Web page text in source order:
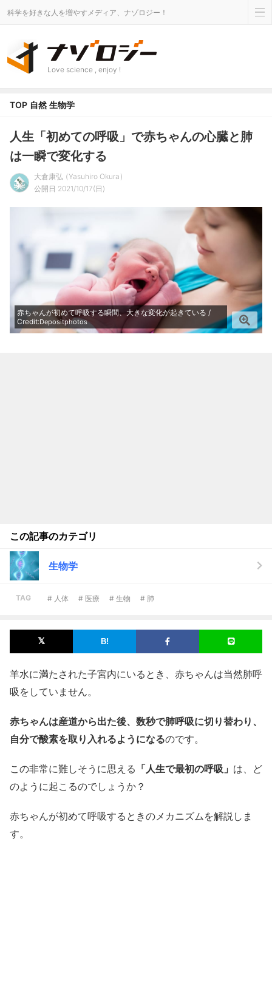
科学を好きな人を増やすメディア、ナゾロジー！
Love science , enjoy !
TOP 自然 生物学
人生「初めての呼吸」で赤ちゃんの心臓と肺
は一瞬で変化する
大倉康弘
Yasuhiro Okura
公開日 2021/10/17(日)
赤ちゃんが初めて呼吸する瞬間、大きな変化が起きている /
Credit:Depositphotos
この記事のカテゴリ
生物学
TAG # 人体 # 医療 # 生物 # 肺
羊水に満たされた子宮内にいるとき、赤ちゃんは当然肺呼
吸をしていません。
赤ちゃんは産道から出た後、数秒で肺呼吸に切り替わり、
自分で酸素を取り入れるようになるのです。
この非常に難しそうに思える 「人生で最初の呼吸」 は、ど
のように起こるのでしょうか？
赤ちゃんが初めて呼吸するときのメカニズムを解説しま
す。